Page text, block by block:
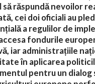
să răspundă nevoilor
cei doi oficiali au
a regulilor de
fondurile
iar administrațiile
în aplicarea
pentru un